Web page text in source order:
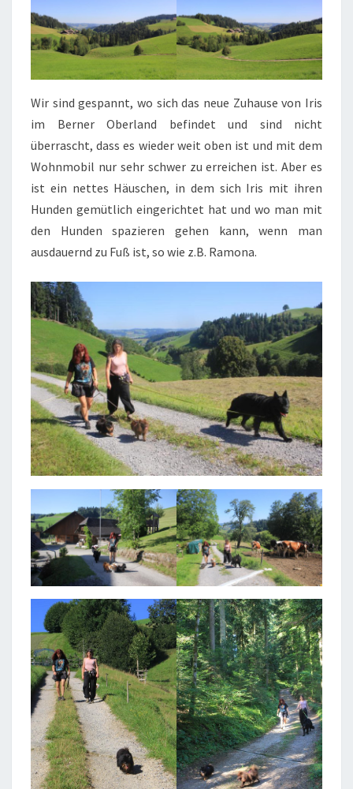
Wir sind gespannt, wo sich das neue Zuhause von Iris
im Berner Oberland befindet und sind nicht
überrascht, dass es wieder weit oben ist und mit dem
Wohnmobil nur sehr schwer zu erreichen ist. Aber es
ist ein nettes Häuschen, in dem sich Iris mit ihren
Hunden gemütlich eingerichtet hat und wo man mit
den Hunden spazieren gehen kann, wenn man
ausdauernd zu Fuß ist, so wie z.B. Ramona.